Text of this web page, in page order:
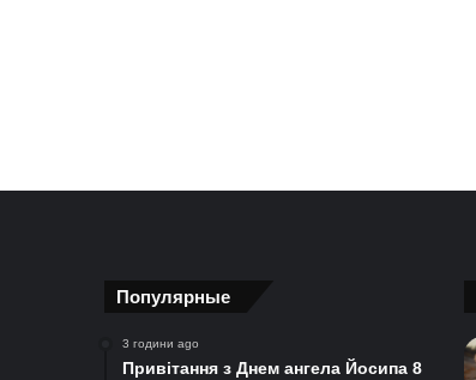
Популярные
3 години ago
Привітання з Днем ангела Йосипа 8